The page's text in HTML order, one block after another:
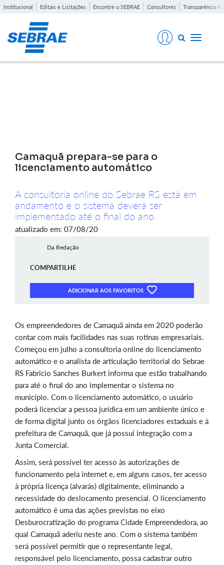
Institucional Editais e Licitações Encontre o SEBRAE Consultores Transparência e
Toggle
Camaquã prepara-se para o
licenciamento automático
A consultoria online do Sebrae RS está em
andamento e o sistema deverá ser
implementado até o final do ano
atualizado em: 07/08/20
Da Redação
COMPARTILHE
ADICIONAR AOS FAVORITOS
Os empreendedores de Camaquã ainda em 2020 poderão
contar com mais facilidades nas suas rotinas empresariais.
Começou em julho a consultoria online do licenciamento
automático e o analista de articulação territorial do Sebrae
RS Fabricio Sanches Burkert informa que estão trabalhando
para até o final do ano implementar o sistema no
município. Com o licenciamento automático, o usuário
poderá licenciar a pessoa jurídica em um ambiente único e
de forma digital junto os órgãos licenciadores estaduais e à
prefeitura de Camaquã, que já possui integração com a
Junta Comercial.
Assim, será possível ter acesso às autorizações de
funcionamento pela internet e, em alguns casos, ter acesso
à própria licença (alvarás) digitalmente, eliminando a
necessidade do deslocamento presencial. O licenciamento
automático é uma das ações previstas no eixo
Desburocratização do programa Cidade Empreendedora, ao
qual Camaquã aderiu neste ano. Com o sistema também
será possível permitir que o representante legal,
responsável pelo licenciamento, possa cadastrar outro